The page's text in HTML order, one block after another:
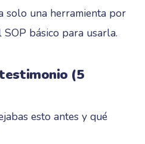
solo una herramienta por
básico para usarla.
(5
esto antes y qué